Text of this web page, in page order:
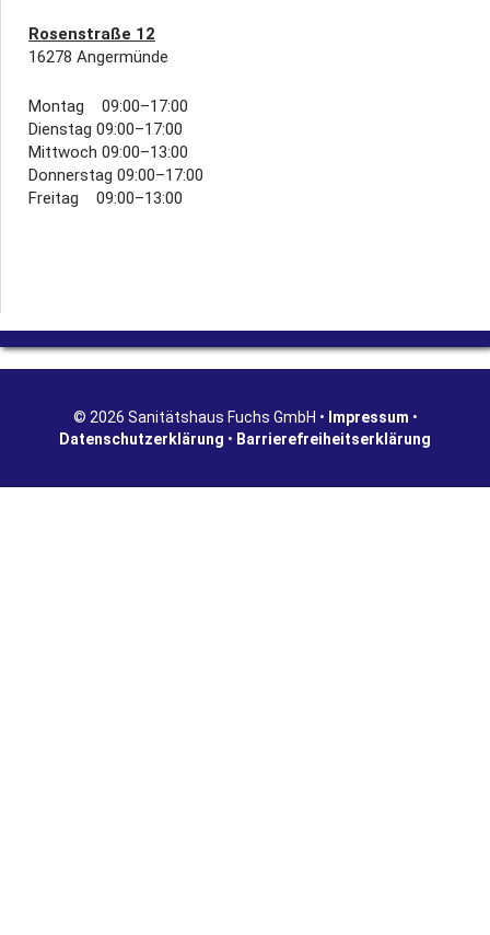
Rosenstraße 12
16278 Angermünde
Montag 09:00–17:00
Dienstag 09:00–17:00
Mittwoch 09:00–13:00
Donnerstag 09:00–17:00
Freitag 09:00–13:00
© 2026 Sanitätshaus Fuchs GmbH • Impressum •
Datenschutzerklärung • Barrierefreiheitserklärung